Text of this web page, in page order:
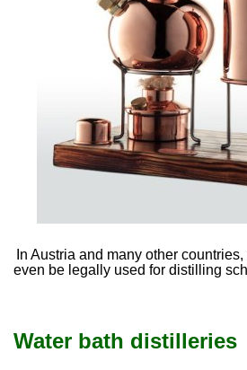
In Austria and many other
even be legally used for distilling
Water bath distilleries